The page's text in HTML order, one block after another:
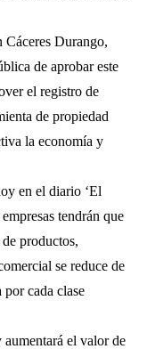
Durango,
de aprobar este
el registro de
de propiedad
la economía y
en el diario ‘El
tendrán que
productos,
se reduce de
cada clase
el valor de